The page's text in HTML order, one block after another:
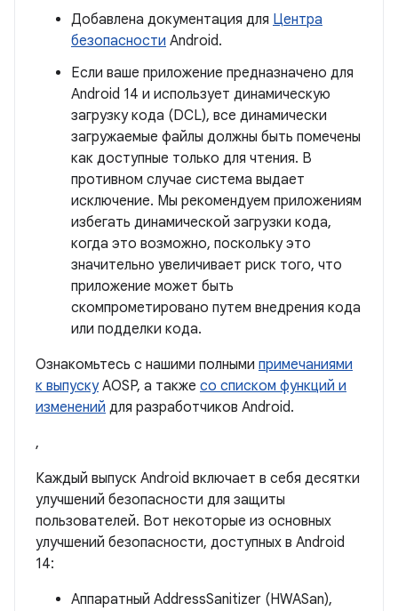
Добавлена ​​документация для Центра
безопасности Android.
Если ваше приложение предназначено для
Android 14 и использует динамическую
загрузку кода (DCL), все динамически
загружаемые файлы должны быть помечены
как доступные только для чтения. В
противном случае система выдает
исключение. Мы рекомендуем приложениям
избегать динамической загрузки кода,
когда это возможно, поскольку это
значительно увеличивает риск того, что
приложение может быть
скомпрометировано путем внедрения кода
или подделки кода.
Ознакомьтесь с нашими полными примечаниями
к выпускуAOSP, а также со списком функций и
изменений для разработчиков Android.
,
Каждый выпуск Android включает в себя десятки
улучшений безопасности для защиты
пользователей. Вот некоторые из основных
улучшений безопасности, доступных в Android
14:
Аппаратный AddressSanitizer (HWASan),